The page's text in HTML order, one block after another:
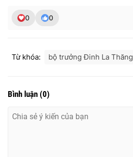
Email: toasoan@vtv.vn
Liên hệ quảng cáo:
0 0
Từ khóa: bộ trưởng Đinh La Thăng
Bình luận (0)